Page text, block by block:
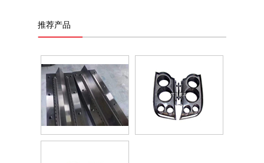
推荐产品